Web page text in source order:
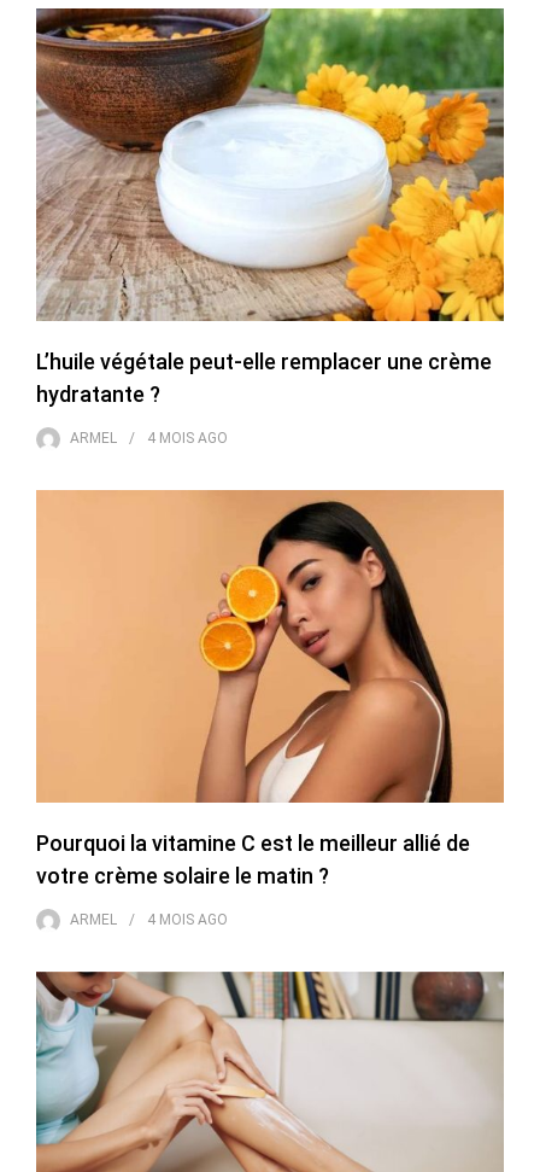
L’huile végétale peut-elle remplacer une crème
hydratante ?
ARMEL 4 MOIS AGO
Pourquoi la vitamine C est le meilleur allié de
votre crème solaire le matin ?
ARMEL 4 MOIS AGO